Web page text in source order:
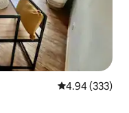
Calificación
4.94 (333)